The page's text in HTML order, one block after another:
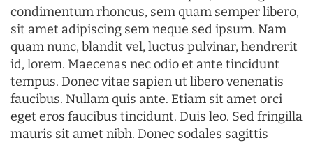
condimentum rhoncus, sem quam semper libero,
sit amet adipiscing sem neque sed ipsum. Nam
quam nunc, blandit vel, luctus pulvinar, hendrerit
id, lorem. Maecenas nec odio et ante tincidunt
tempus. Donec vitae sapien ut libero venenatis
faucibus. Nullam quis ante. Etiam sit amet orci
eget eros faucibus tincidunt. Duis leo. Sed fringilla
mauris sit amet nibh. Donec sodales sagittis